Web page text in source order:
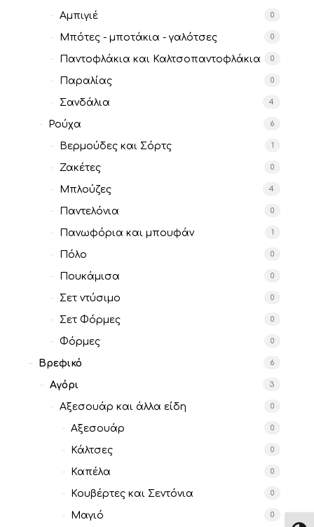
Αμπιγιέ 0
Μπότες - μποτάκια - γαλότσες 0
Παντοφλάκια και Καλτσοπαντοφλάκια 0
Παραλίας 0
Σανδάλια 4
Ρούχα 6
Βερμούδες και Σόρτς 1
Ζακέτες 0
Μπλούζες 4
Παντελόνια 0
Πανωφόρια και μπουφάν 1
Πόλο 0
Πουκάμισα 0
Σετ ντύσιμο 0
Σετ Φόρμες 0
Φόρμες 0
Βρεφικό 6
Αγόρι 3
Αξεσουάρ και άλλα είδη 0
Αξεσουάρ 0
Κάλτσες 0
Καπέλα 0
Κουβέρτες και Σεντόνια 0
Μαγιό 0